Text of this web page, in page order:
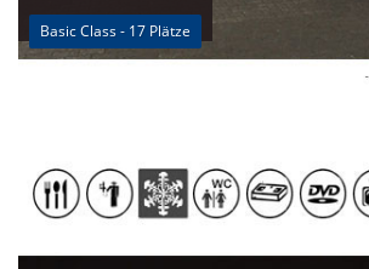
Basic Class - 17 Plätze